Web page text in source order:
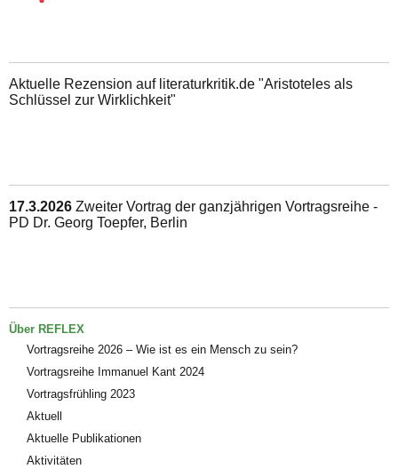
Aktuelle Rezension auf literaturkritik.de "Aristoteles als
Schlüssel zur Wirklichkeit"
17.3.2026 Zweiter Vortrag der ganzjährigen Vortragsreihe -
PD Dr. Georg Toepfer, Berlin
Über REFLEX
Vortragsreihe 2026 – Wie ist es ein Mensch zu sein?
Vortragsreihe Immanuel Kant 2024
Vortragsfrühling 2023
Aktuell
Aktuelle Publikationen
Aktivitäten